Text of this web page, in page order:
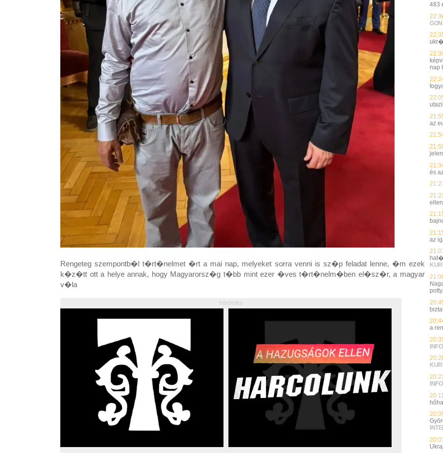
Rengeteg szempontb�l t�rt�nelmet �rt a mai nap, melyeket sorra venni is sz�p feladat lenne, �m ezek
k�z�tt ott a helye annak, hogy Magyarorsz�g t�bb mint ezer �ves t�rt�nelm�ben el�sz�r, a magyar
v�la
Hírdetés
483
nap
az
és
az
a